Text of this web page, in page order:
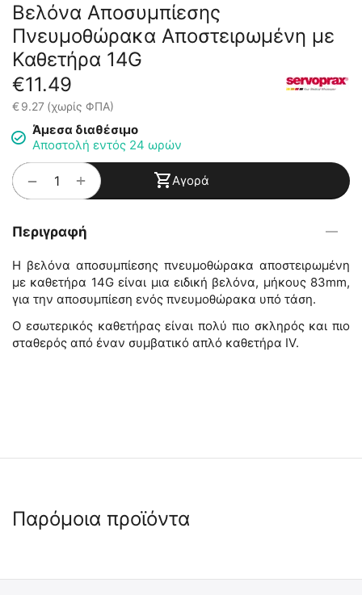
Βελόνα Αποσυμπίεσης
Πνευμοθώρακα Αποστειρωμένη με
Καθετήρα 14G
€11.49
€9.27 (χωρίς ΦΠΑ)
Άμεσα διαθέσιμο
Αποστολή εντός 24 ωρών
+
− Αγορά
Περιγραφή
Η βελόνα αποσυμπίεσης πνευμοθώρακα αποστειρωμένη
με καθετήρα 14G είναι μια ειδική βελόνα, μήκους 83mm,
για την αποσυμπίεση ενός πνευμοθώρακα υπό τάση.
Ο εσωτερικός καθετήρας είναι πολύ πιο σκληρός και πιο
σταθερός από έναν συμβατικό απλό καθετήρα IV.
Παρόμοια προϊόντα